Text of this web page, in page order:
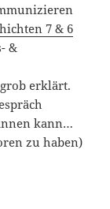
7 & 6
&
erklärt.
kann…
zu haben)